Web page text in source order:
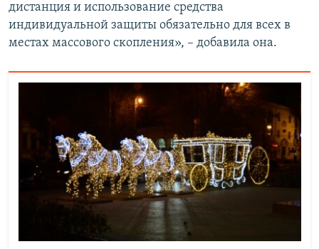
дистанция и использование средства
индивидуальной защиты обязательно для всех в
местах массового скопления», – добавила она.